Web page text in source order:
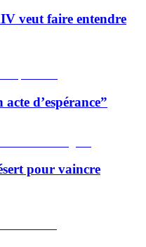
veut faire entendre
d’espérance”
pour vaincre